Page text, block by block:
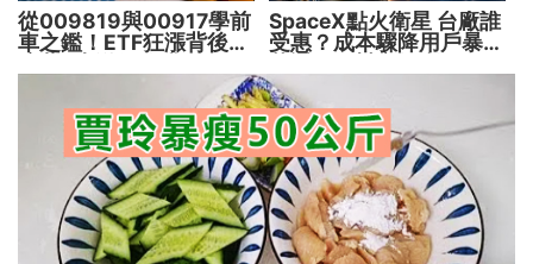
從009819與00917學前
車之鑑！ETF狂漲背後
SpaceX點火衛星 台廠誰
受惠？成本驟降用戶暴增